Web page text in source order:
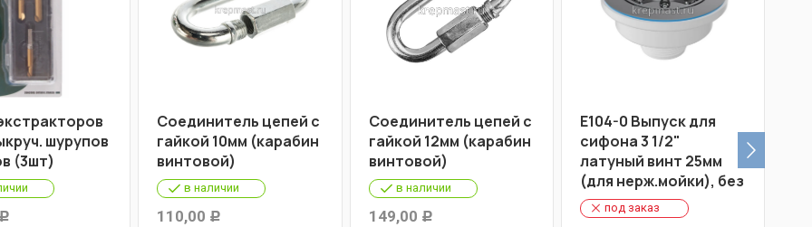
шурупов
(3шт)
Р
Соединитель цепей с
гайкой 10мм (карабин
винтовой)
в наличии
110,00 Р
Соединитель цепей с
гайкой 12мм (карабин
винтовой)
в наличии
149,00 Р
Е104-0 Выпуск для
сифона 3 1/2"
латуный винт 25мм
(для нерж.мойки), без
перелива
под заказ